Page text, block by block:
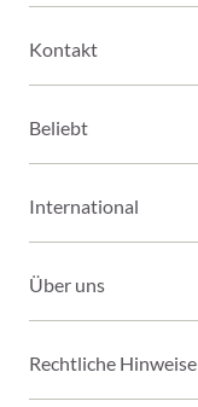
Kontakt
Beliebt
International
Über uns
Rechtliche Hinweise